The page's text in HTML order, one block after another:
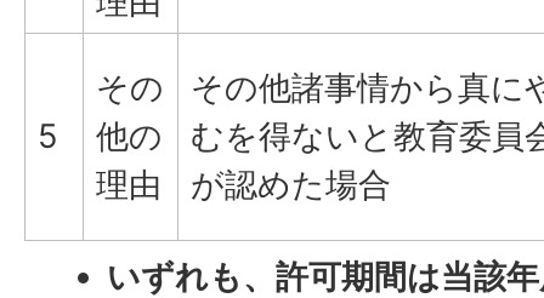
5
その
他の
理由
その他諸事情から真に
むを得ないと教育委員
が認めた場合
いずれも、許可期間は当該